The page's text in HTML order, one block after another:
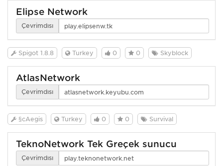
Elipse Network
Çevrimdışı
Spigot 1.8.8 Turkey 0 0 Skyblock
AtlasNetwork
Çevrimdışı
§cAegis Turkey 0 0 Survival
TeknoNetwork Tek Greçek sunucu
Çevrimdışı